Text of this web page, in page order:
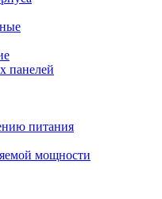
панелей
питания
мощности